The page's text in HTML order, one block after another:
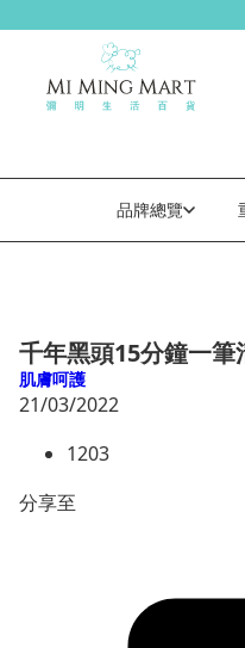
品牌總覽
千年黑頭15分鐘一
肌膚呵護
21/03/2022
1203
分享至